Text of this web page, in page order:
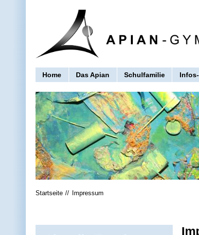
Home Das Apian Schulfamilie
Startseite Impressum